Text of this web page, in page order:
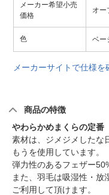
メーカー希望小売
価格
オー
色 ベー
メーカーサイトで仕様を
商品の特徴
やわらかめまくらの定番
素材は、ジメジメしたな
もうを使用しています。
弾力性のあるフェザー
また、羽毛は吸湿性・放
ご利用して頂けます。